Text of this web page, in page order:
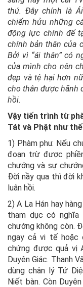
thú. Đây chính là
chiếm hửu những
động lực chính để
chính bản thân của
Bởi vì “ái thân” có
của mình cho nên
đẹp và tệ hại hơn
cho thân được hãnh
hồi.
Vậy tiến trình từ
Tát và Phật như
1) Phàm phu: Nếu
đoạn trừ được
chướng và sự
Đời nầy qua thì đời
luân hồi.
2) A La Hán hay
tham dục có
chướng không còn.
ngay cả vi tế hoặc
chứng được quả vị
Duyên Giác. Thanh
dùng chân lý Tứ
Niết bàn. Còn